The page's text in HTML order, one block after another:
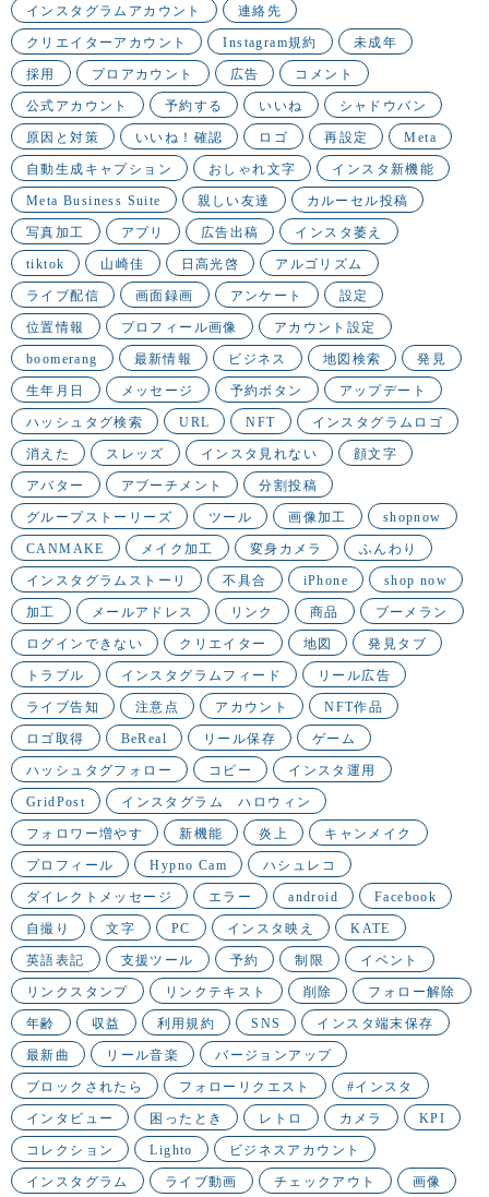
インスタグラムアカウント 連絡先
クリエイターアカウント Instagram規約 未成年
採用 プロアカウント 広告 コメント
公式アカウント 予約する いいね シャドウバン
原因と対策 いいね！確認 ロゴ 再設定 Meta
自動生成キャプション おしゃれ文字 インスタ新機能
Meta Business Suite 親しい友達 カルーセル投稿
写真加工 アプリ 広告出稿 インスタ萎え
tiktok 山崎佳 日高光啓 アルゴリズム
ライブ配信 画面録画 アンケート 設定
位置情報 プロフィール画像 アカウント設定
boomerang 最新情報 ビジネス 地図検索 発見
生年月日 メッセージ 予約ボタン アップデート
ハッシュタグ検索 URL NFT インスタグラムロゴ
消えた スレッズ インスタ見れない 顔文字
アバター アブーチメント 分割投稿
グループストーリーズ ツール 画像加工 shopnow
CANMAKE メイク加工 変身カメラ ふんわり
インスタグラムストーリ 不具合 iPhone shop now
加工 メールアドレス リンク 商品 ブーメラン
ログインできない クリエイター 地図 発見タブ
トラブル インスタグラムフィード リール広告
ライブ告知 注意点 アカウント NFT作品
ロゴ取得 BeReal リール保存 ゲーム
ハッシュタグフォロー コピー インスタ運用
GridPost インスタグラム ハロウィン
フォロワー増やす 新機能 炎上 キャンメイク
プロフィール Hypno Cam ハシュレコ
ダイレクトメッセージ エラー android Facebook
自撮り 文字 PC インスタ映え KATE
英語表記 支援ツール 予約 制限 イベント
リンクスタンプ リンクテキスト 削除 フォロー解除
年齢 収益 利用規約 SNS インスタ端末保存
最新曲 リール音楽 バージョンアップ
ブロックされたら フォローリクエスト #インスタ
インタビュー 困ったとき レトロ カメラ KPI
コレクション Lighto ビジネスアカウント
インスタグラム ライブ動画 チェックアウト 画像